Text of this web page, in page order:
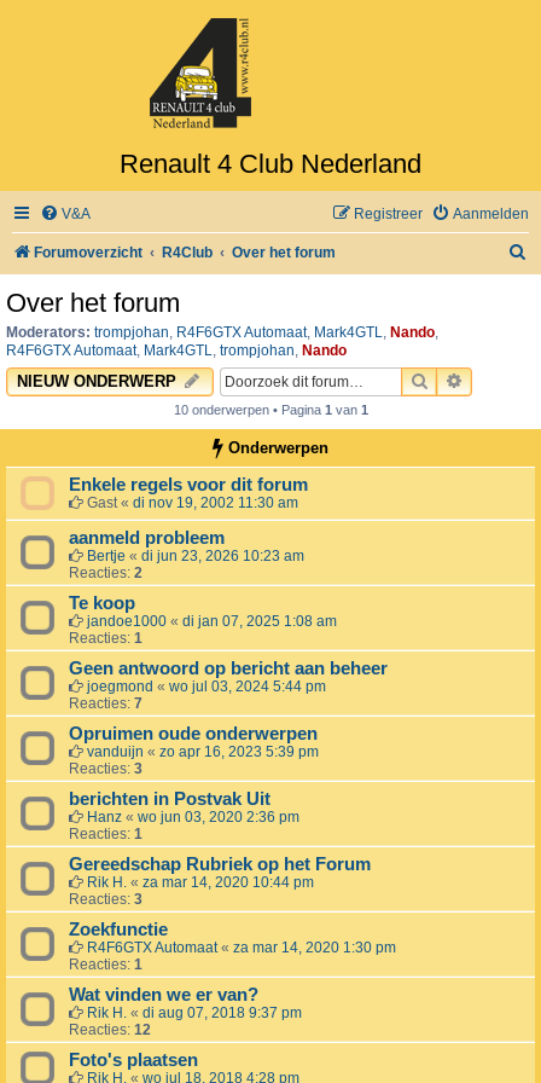
Renault 4 Club Nederland
V&A Aanmelden
Registreer
Forumoverzicht R4Club Over het forum
Over het forum
Moderators: trompjohan, R4F6GTX Automaat, Mark4GTL, Nando,
R4F6GTX Automaat, Mark4GTL, trompjohan, Nando
NIEUW ONDERWERP ZOEK
10 onderwerpen • Pagina 1van 1
Onderwerpen
Enkele regels voor dit forum
Gast« di nov 19, 2002 11:30 am
aanmeld probleem
Bertje « di jun 23, 2026 10:23 am
Reacties: 2
Te koop
jandoe1000 « di jan 07, 2025 1:08 am
Reacties: 1
Geen antwoord op bericht aan beheer
joegmond « wo jul 03, 2024 5:44 pm
Reacties: 7
Opruimen oude onderwerpen
vanduijn « zo apr 16, 2023 5:39 pm
Reacties: 3
berichten in Postvak Uit
Hanz « wo jun 03, 2020 2:36 pm
Reacties: 1
Gereedschap Rubriek op het Forum
Rik H. « za mar 14, 2020 10:44 pm
Reacties: 3
Zoekfunctie
R4F6GTX Automaat« za mar 14, 2020 1:30 pm
Reacties: 1
Wat vinden we er van?
Rik H. « di aug 07, 2018 9:37 pm
Reacties: 12
Foto's plaatsen
Rik H. « wo jul 18, 2018 4:28 pm